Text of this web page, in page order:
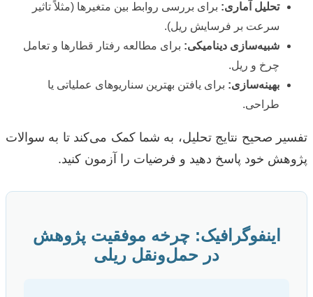
تحلیل آماری: برای بررسی روابط بین متغیرها (مثلاً تاثیر
سرعت بر فرسایش ریل).
شبیه‌سازی دینامیکی: برای مطالعه رفتار قطارها و تعامل
چرخ و ریل.
بهینه‌سازی: برای یافتن بهترین سناریوهای عملیاتی یا
طراحی.
تفسیر صحیح نتایج تحلیل، به شما کمک می‌کند تا به سوالات
پژوهش خود پاسخ دهید و فرضیات را آزمون کنید.
اینفوگرافیک: چرخه موفقیت پژوهش
در حمل‌ونقل ریلی